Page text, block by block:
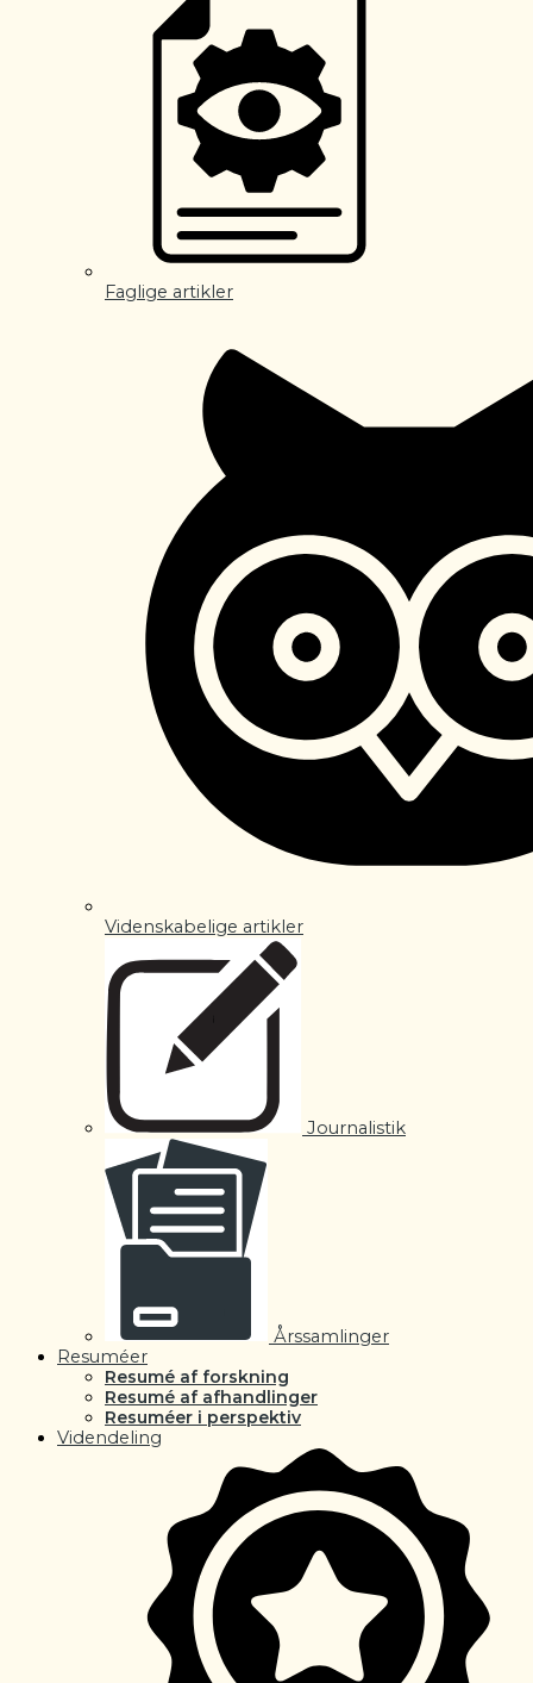
Faglige artikler
Videnskabelige artikler
Journalistik
Årssamlinger
Resuméer
Resumé af forskning
Resumé af afhandlinger
Resuméer i perspektiv
Videndeling